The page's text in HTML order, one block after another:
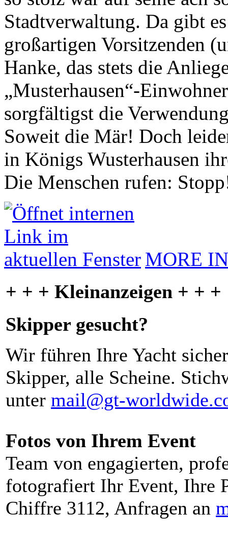
Stadtverwaltung. Da gibt
großartigen Vorsitzenden
Hanke, das stets die
„Musterhausen“-
sorgfältigst die
Soweit die Mär! Doch
in Königs Wusterhausen
Die Menschen rufen:
MORE
+ + + Kleinanzeigen + + +
Skipper gesucht?
Wir führen Ihre Yacht
Skipper, alle Scheine.
unter mail@gt-
Fotos von Ihrem Event
Team von engagierten,
fotografiert Ihr Event, Ihre
Chiffre 3112, Anfragen an